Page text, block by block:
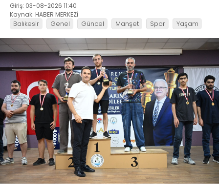
Giriş: 03-08-2026 11:40
Kaynak: HABER MERKEZİ
Balıkesir Genel Güncel Manşet Spor Yaşam